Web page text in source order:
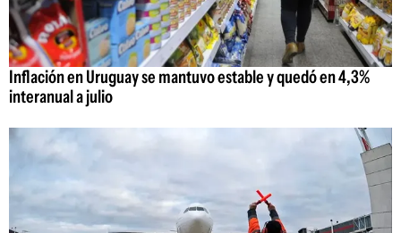
Inflación en Uruguay se mantuvo estable y quedó en 4,3%
interanual a julio